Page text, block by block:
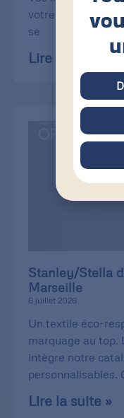
votre image et de
se
Lire la suite »
Stanley/Stella
Marseille
6 juillet 2026
Un textile éco-
marquage au top.
intègre notre
personnalisables.
Lire la suite »